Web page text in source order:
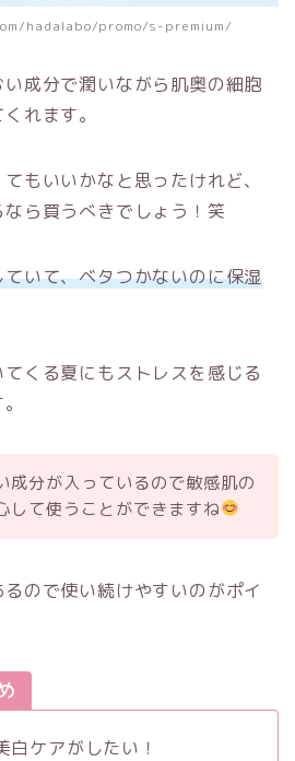
hadalabo/promo/s-premium/
成分で潤いながら肌奥の細胞
れます。
もいいかなと思ったけれど、
ら買うべきでしょう！笑
いて、ベタつかないのに保湿
くる夏にもストレスを感じる
成分が入っているので敏感肌の
して使うことができますね
ので使い続けやすいのがポイ
白ケアがしたい！